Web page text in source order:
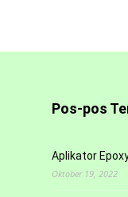
Pos-pos
Aplikator
Oktober 19, 2022